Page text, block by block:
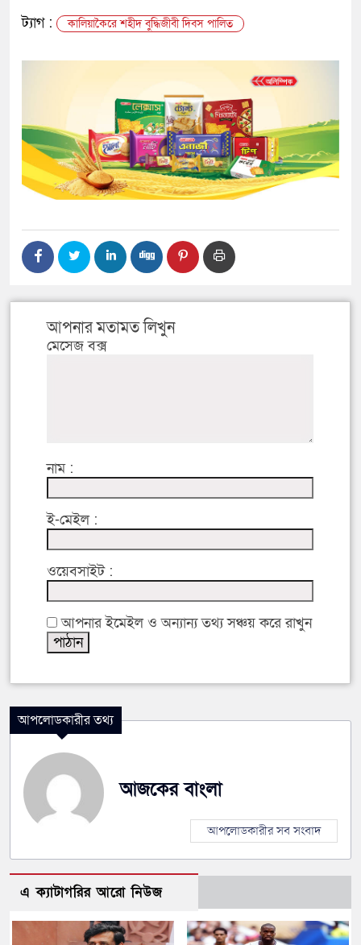
ট্যাগ :
কালিয়াকৈরে শহীদ বুদ্ধিজীবী দিবস পালিত
আপনার মতামত লিখুন
মেসেজ বক্স
নাম :
ই-মেইল :
ওয়েবসাইট :
আপনার ইমেইল ও অন্যান্য তথ্য সঞ্চয় করে রাখুন
আপলোডকারীর তথ্য
আজকের বাংলা
আপলোডকারীর সব সংবাদ
এ ক্যাটাগরির আরো নিউজ